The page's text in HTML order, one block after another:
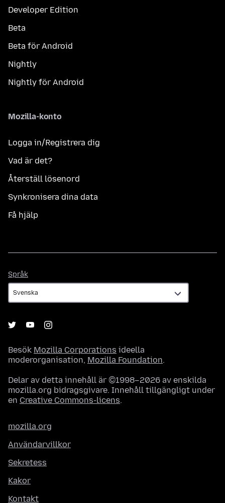
Developer Edition
Beta
Beta för Android
Nightly
Nightly för Android
Mozilla-konto
Logga in/Registrera dig
Vad är det?
Återställ lösenord
Synkronisera dina data
Få hjälp
Språk
Besök Mozilla Corporations ideella
moderorganisation, Mozilla Foundation.
Delar av detta innehåll är ©1998–2026 av enskilda
mozilla.org bidragsgivare. Innehåll tillgängligt under
en Creative Commons-licens.
mozilla.org
Användarvillkor
Sekretess
Kakor
Kontakt